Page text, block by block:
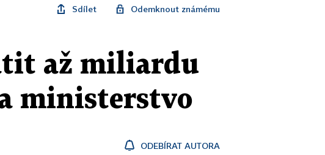
Sdílet Odemknout známému
až miliardu
ministerstvo
ODEBÍRAT AUTORA